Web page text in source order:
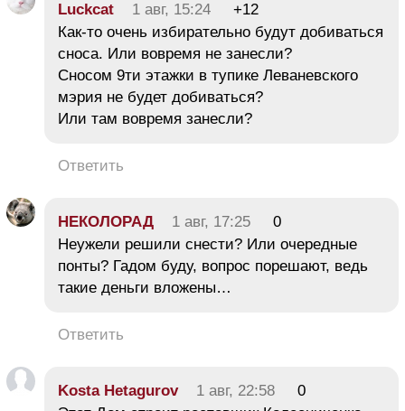
Luckcat 1 авг, 15:24
+12
Как-то очень избирательно будут добиваться
сноса. Или вовремя не занесли?
Сносом 9ти этажки в тупике Леваневского
мэрия не будет добиваться?
Или там вовремя занесли?
Ответить
НЕКОЛОРАД 1 авг, 17:25
0
Неужели решили снести? Или очередные
понты? Гадом буду, вопрос порешают, ведь
такие деньги вложены…
Ответить
Kosta Hetagurov 1 авг, 22:58
0